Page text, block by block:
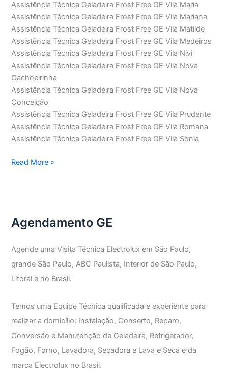
Assistência Técnica Geladeira Frost Free GE Vila Maria
Assistência Técnica Geladeira Frost Free GE Vila Mariana
Assistência Técnica Geladeira Frost Free GE Vila Matilde
Assistência Técnica Geladeira Frost Free GE Vila Medeiros
Assistência Técnica Geladeira Frost Free GE Vila Nivi
Assistência Técnica Geladeira Frost Free GE Vila Nova
Cachoeirinha
Assistência Técnica Geladeira Frost Free GE Vila Nova
Conceição
Assistência Técnica Geladeira Frost Free GE Vila Prudente
Assistência Técnica Geladeira Frost Free GE Vila Romana
Assistência Técnica Geladeira Frost Free GE Vila Sônia
Assistência
GE
Read More »
Agendamento GE
Agende uma Visita Técnica Electrolux em São Paulo,
grande São Paulo, ABC Paulista, Interior de São Paulo,
Litoral e no Brasil.
Temos uma Equipe Técnica qualificada e experiente para
realizar a domicílio: Instalação, Conserto, Reparo,
Conversão e Manutenção de Geladeira, Refrigerador,
Fogão, Forno, Lavadora, Secadora e Lava e Seca e da
marca Electrolux no Brasil.